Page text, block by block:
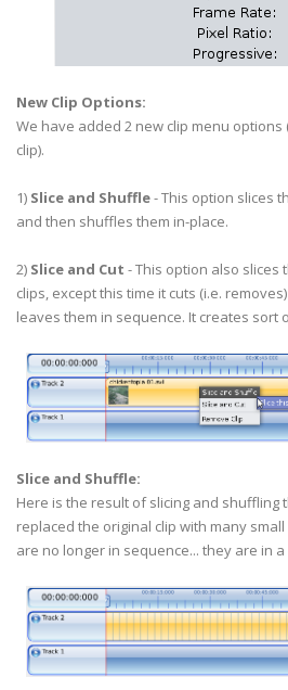
New Clip Options:
We have added 2 new clip menu options
clip).
1) Slice and Shuffle- This option slices
and then shuffles them in-place.
2) Slice and Cut - This option also slices
clips, except this time it cuts (i.e.
leaves them in sequence. It creates sort
Slice and Shuffle:
Here is the result of slicing and shuffling
replaced the original clip with many
are no longer in sequence... they are in